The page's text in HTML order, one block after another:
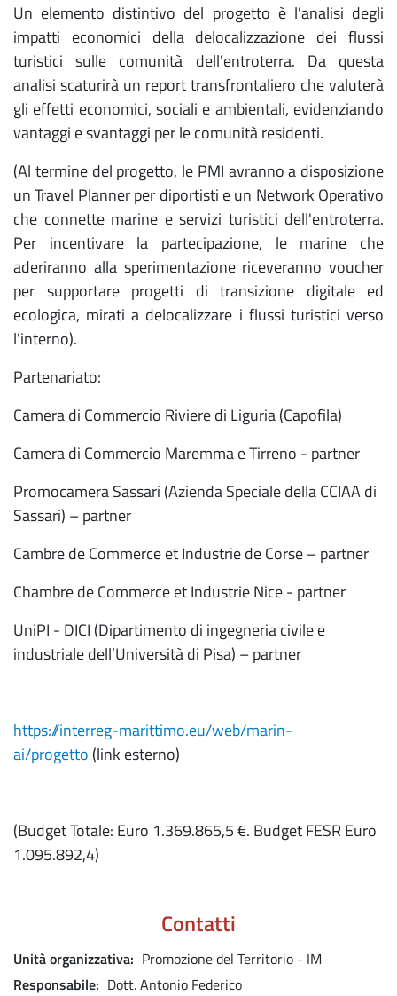
Un elemento distintivo del progetto è l'analisi degli
impatti economici della delocalizzazione dei flussi
turistici sulle comunità dell'entroterra. Da questa
analisi scaturirà un report transfrontaliero che valuterà
gli effetti economici, sociali e ambientali, evidenziando
vantaggi e svantaggi per le comunità residenti.
(Al termine del progetto, le PMI avranno a disposizione
un Travel Planner per diportisti e un Network Operativo
che connette marine e servizi turistici dell'entroterra.
Per incentivare la partecipazione, le marine che
aderiranno alla sperimentazione riceveranno voucher
per supportare progetti di transizione digitale ed
ecologica, mirati a delocalizzare i flussi turistici verso
l'interno).
Partenariato:
Camera di Commercio Riviere di Liguria (Capofila)
Camera di Commercio Maremma e Tirreno - partner
Promocamera Sassari (Azienda Speciale della CCIAA di
Sassari) – partner
Cambre de Commerce et Industrie de Corse – partner
Chambre de Commerce et Industrie Nice - partner
UniPI - DICI (Dipartimento di ingegneria civile e
industriale dell’Università di Pisa) – partner
https://interreg-marittimo.eu/web/marin-
ai/progetto (link esterno)
(Budget Totale: Euro 1.369.865,5 €. Budget FESR Euro
1.095.892,4)
Contatti
Unità organizzativa Promozione del Territorio - IM
Responsabile Dott. Antonio Federico